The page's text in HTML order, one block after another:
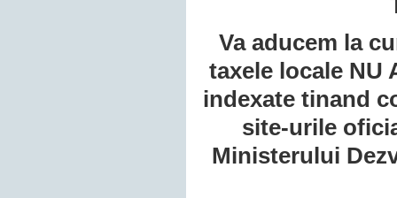
Va aducem la
taxele locale NU
indexate tinand
site-urile
Ministerului